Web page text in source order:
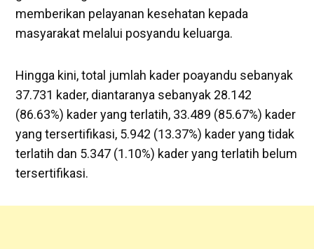
memberikan pelayanan kesehatan kepada
masyarakat melalui posyandu keluarga.
Hingga kini, total jumlah kader poayandu sebanyak
37.731 kader, diantaranya sebanyak 28.142
(86.63%) kader yang terlatih, 33.489 (85.67%) kader
yang tersertifikasi, 5.942 (13.37%) kader yang tidak
terlatih dan 5.347 (1.10%) kader yang terlatih belum
tersertifikasi.